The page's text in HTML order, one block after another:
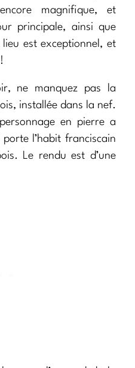
magnifique, et
principale, ainsi que
lieu est exceptionnel, et
ne manquez pas la
installée dans la nef.
en pierre a
l’habit franciscain
Le rendu est d’une